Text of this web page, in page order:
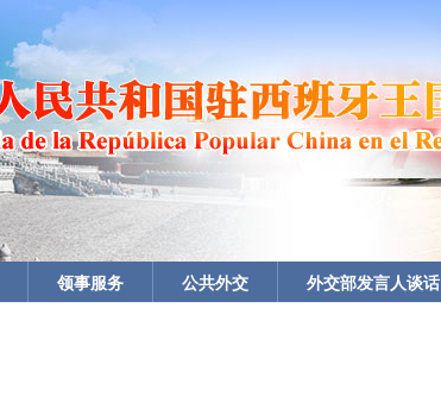
领事服务 公共外交 外交部发言人谈话